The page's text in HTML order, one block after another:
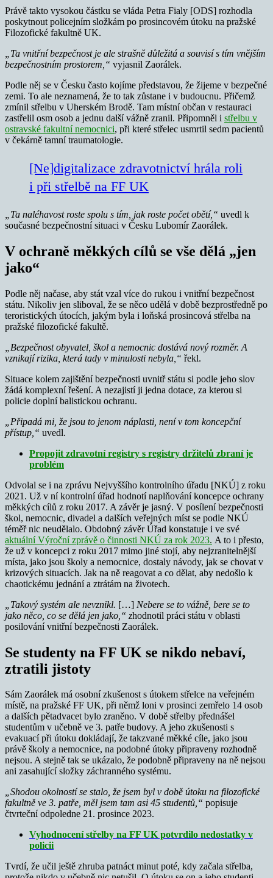
Právě takto vysokou částku se vláda Petra Fialy [ODS] rozhodla
poskytnout policejním složkám po prosincovém útoku na pražské
Filozofické fakultně UK.
„Ta vnitřní bezpečnost je ale strašně důležitá a souvisí s tím vnějším
bezpečnostním prostorem,“ vyjasnil Zaorálek.
Podle něj se v Česku často kojíme představou, že žijeme v bezpečné
zemi. To ale neznamená, že to tak zůstane i v budoucnu. Přičemž
zmínil střelbu v Uherském Brodě. Tam místní občan v restauraci
zastřelil osm osob a jednu další vážně zranil. Připomněl i střelbu v
ostravské fakultní nemocnici, při které střelec usmrtil sedm pacientů
v čekárně tamní traumatologie.
[Ne]digitalizace zdravotnictví hrála roli
i při střelbě na FF UK
„Ta naléhavost roste spolu s tím, jak roste počet obětí,“ uvedl k
současné bezpečnostní situaci v Česku Lubomír Zaorálek.
V ochraně měkkých cílů se vše dělá „jen
jako“
Podle něj načase, aby stát vzal více do rukou i vnitřní bezpečnost
státu. Nikoliv jen sliboval, že se něco udělá v době bezprostředně po
teroristických útocích, jakým byla i loňská prosincová střelba na
pražské filozofické fakultě.
„Bezpečnost obyvatel, škol a nemocnic dostává nový rozměr. A
vznikají rizika, která tady v minulosti nebyla,“ řekl.
Situace kolem zajištění bezpečnosti uvnitř státu si podle jeho slov
žádá komplexní řešení. A nezajistí ji jedna dotace, za kterou si
policie doplní balistickou ochranu.
„Připadá mi, že jsou to jenom náplasti, není v tom koncepční
přístup,“ uvedl.
Propojit zdravotní registry s registry držitelů zbraní je
problém
Odvolal se i na zprávu Nejvyššího kontrolního úřadu [NKÚ] z roku
2021. Už v ní kontrolní úřad hodnotí naplňování koncepce ochrany
měkkých cílů z roku 2017. A závěr je jasný. V posílení bezpečnosti
škol, nemocnic, divadel a dalších veřejných míst se podle NKÚ
téměř nic neudělalo. Obdobný závěr Úřad konstatuje i ve své
aktuální Výroční zprávě o činnosti NKÚ za rok 2023. A to i přesto,
že už v koncepci z roku 2017 mimo jiné stojí, aby nejzranitelnější
místa, jako jsou školy a nemocnice, dostaly návody, jak se chovat v
krizových situacích. Jak na ně reagovat a co dělat, aby nedošlo k
chaotickému jednání a ztrátám na životech.
„Takový systém ale nevznikl. […] Nebere se to vážně, bere se to
jako něco, co se dělá jen jako,“ zhodnotil práci státu v oblasti
posilování vnitřní bezpečnosti Zaorálek.
Se studenty na FF UK se nikdo nebaví,
ztratili jistoty
Sám Zaorálek má osobní zkušenost s útokem střelce na veřejném
místě, na pražské FF UK, při němž loni v prosinci zemřelo 14 osob
a dalších pětadvacet bylo zraněno. V době střelby přednášel
studentům v učebně ve 3. patře budovy. A jeho zkušenosti s
evakuací při útoku dokládají, že takzvané měkké cíle, jako jsou
právě školy a nemocnice, na podobné útoky připraveny rozhodně
nejsou. A stejně tak se ukázalo, že podobně připraveny na ně nejsou
ani zasahující složky záchranného systému.
„Shodou okolností se stalo, že jsem byl v době útoku na filozofické
fakultně ve 3. patře, měl jsem tam asi 45 studentů,“ popisuje
čtvrteční odpoledne 21. prosince 2023.
Vyhodnocení střelby na FF UK potvrdilo nedostatky v
policii
Tvrdí, že učil ještě zhruba patnáct minut poté, kdy začala střelba,